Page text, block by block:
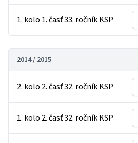
1. kolo 1. časť 33. ročník KSP
2014 / 2015
2. kolo 2. časť 32. ročník KSP
1. kolo 2. časť 32. ročník KSP